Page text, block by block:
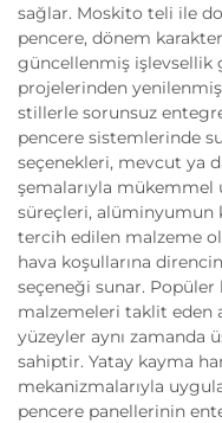
sağlar. Moskito teli ile
pencere, dönem
güncellenmiş
projelerinden
stillerle sorunsuz
pencere sistemlerinde
seçenekleri, mevcut ya
şemalarıyla mükemmel
süreçleri, alüminyumun
tercih edilen malzeme
hava koşullarına
seçeneği sunar. Popüler
malzemeleri taklit eden
yüzeyler aynı zamanda
sahiptir. Yatay kayma
mekanizmalarıyla
pencere panellerinin